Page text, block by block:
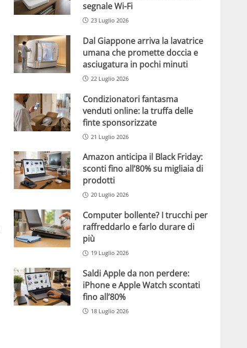
segnale Wi-Fi
23 Luglio 2026
Dal Giappone arriva la lavatrice
umana che promette doccia e
asciugatura in pochi minuti
22 Luglio 2026
Condizionatori fantasma
venduti online: la truffa delle
finte sponsorizzate
21 Luglio 2026
Amazon anticipa il Black Friday:
sconti fino all’80% su migliaia di
prodotti
20 Luglio 2026
Computer bollente? I trucchi per
raffreddarlo e farlo durare di
più
19 Luglio 2026
Saldi Apple da non perdere:
iPhone e Apple Watch scontati
fino all’80%
18 Luglio 2026